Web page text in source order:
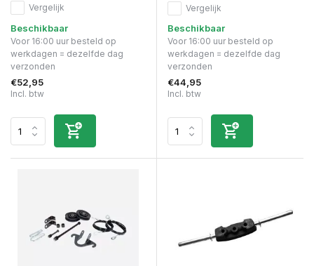
Vergelijk
Beschikbaar
Voor 16:00 uur besteld op
werkdagen = dezelfde dag
verzonden
€52,95
Incl. btw
Vergelijk
Beschikbaar
Voor 16:00 uur besteld op
werkdagen = dezelfde dag
verzonden
€44,95
Incl. btw